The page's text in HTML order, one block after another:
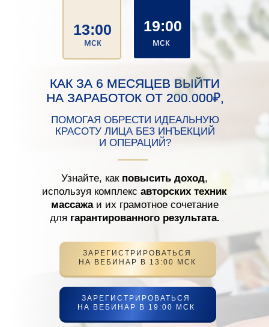
Узнайте, как повысить доход,
используя комплекс авторских техник
массажаи их грамотное сочетание
для гарантированного результата.
ПОМОГАЯ ОБРЕСТИ ИДЕАЛЬНУЮ
КРАСОТУ ЛИЦА БЕЗ ИНЪЕКЦИЙ
И ОПЕРАЦИЙ?
КАК ЗА 6 МЕСЯЦЕВ ВЫЙТИ
НА ЗАРАБОТОК ОТ 200.000₽,
КАК ЗА 6 МЕСЯЦЕВ ВЫЙТИ
НА ЗАРАБОТОК ОТ 200.000₽,
13:00
мск
19:00
мск
ЗАРЕГИСТРИРОВАТЬСЯ
НА ВЕБИНАР В 13:00 МСК
ЗАРЕГИСТРИРОВАТЬСЯ
НА ВЕБИНАР В 19:00 МСК